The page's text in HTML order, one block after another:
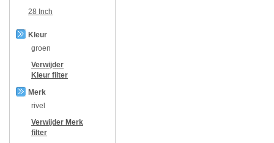
28 Inch
Kleur
groen
Verwijder
Kleur filter
Merk
rivel
Verwijder Merk
filter